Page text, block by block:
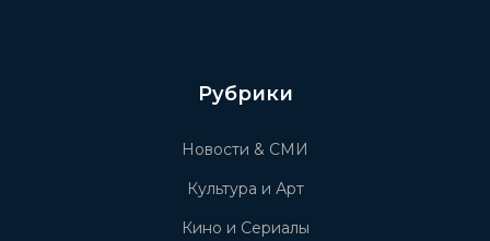
Рубрики
Новости & СМИ
Культура и Арт
Кино и Сериалы